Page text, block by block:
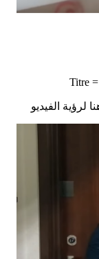
Titre
لرؤية الفيديو